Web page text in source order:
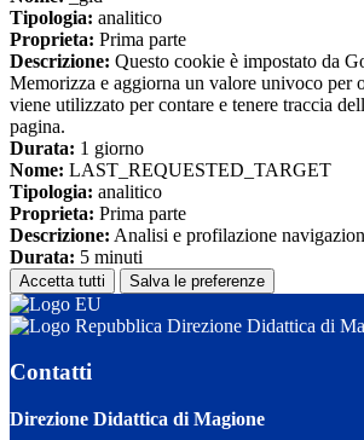
Tipologia: analitico
Proprieta: Prima parte
Descrizione: Questo cookie è impostato da
Memorizza e aggiorna un valore univoco per
viene utilizzato per contare e tenere traccia
pagina.
Durata: 1 giorno
Nome: LAST_REQUESTED_TARGET
Tipologia: analitico
Proprieta: Prima parte
Descrizione: Analisi e profilazione
Durata: 5 minuti
Accetta tutti Salva le preferenze
Direzione Didattica di
Contatti
Direzione Didattica di Magione